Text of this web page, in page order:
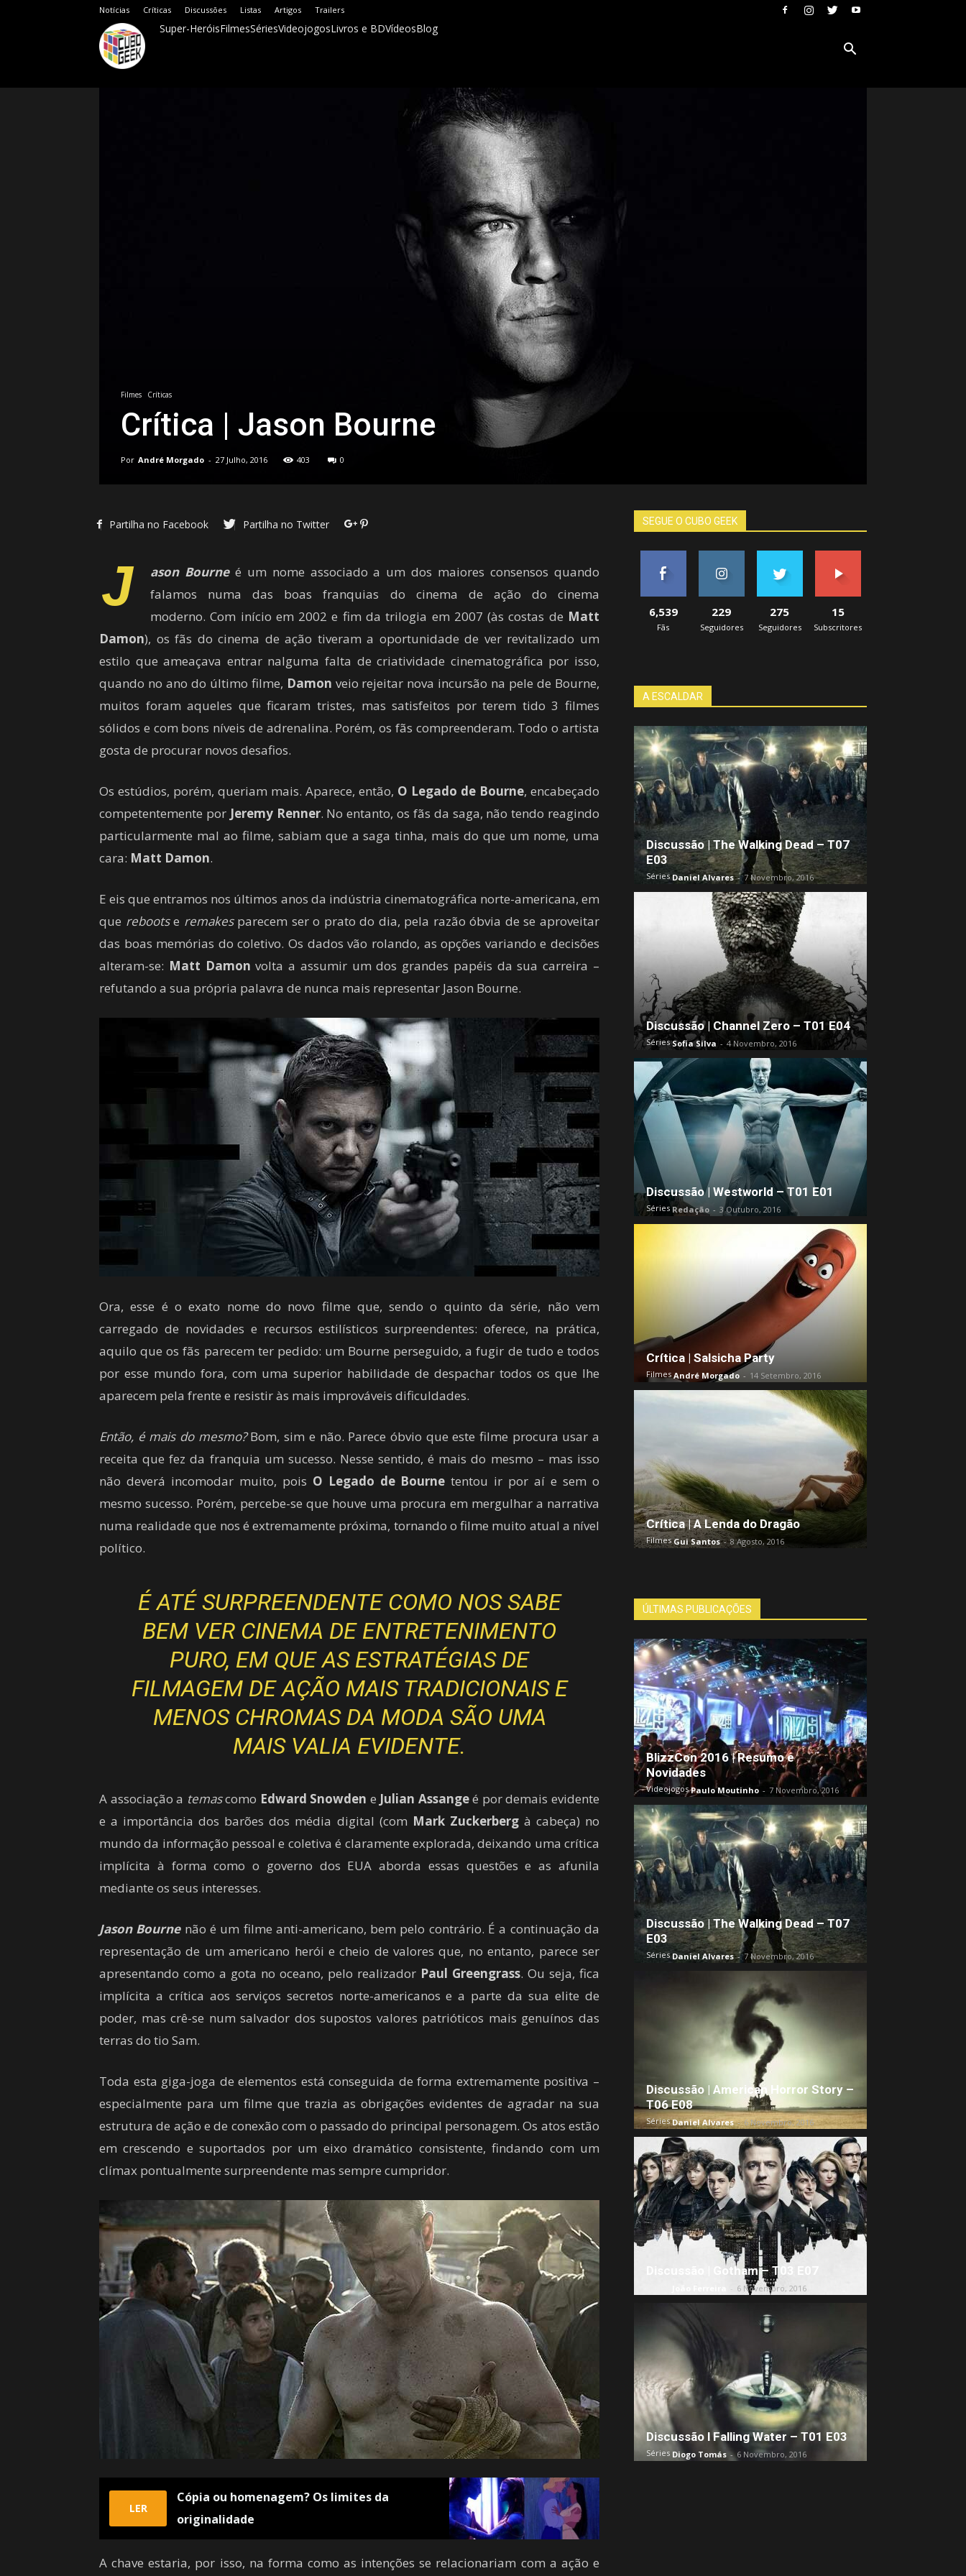
Notícias Críticas Discussões Listas Artigos Trailers
Super-HeróisFilmesSériesVideojogosLivros e BDVídeosBlog
Filmes Críticas
Crítica | Jason Bourne
Por André Morgado - 27 Julho, 2016 403 0
Partilha no Facebook Partilha no Twitter
J ason Bourneé um nome associado a um dos maiores consensos quando
falamos numa das boas franquias do cinema de ação do cinema
moderno. Com início em 2002 e fim da trilogia em 2007 (às costas de Matt
Damon), os fãs do cinema de ação tiveram a oportunidade de ver revitalizado um
estilo que ameaçava entrar nalguma falta de criatividade cinematográfica por isso,
quando no ano do último filme, Damon veio rejeitar nova incursão na pele de Bourne,
muitos foram aqueles que ficaram tristes, mas satisfeitos por terem tido 3 filmes
sólidos e com bons níveis de adrenalina. Porém, os fãs compreenderam. Todo o artista
gosta de procurar novos desafios.
Os estúdios, porém, queriam mais. Aparece, então, O Legado de Bourne, encabeçado
competentemente por Jeremy Renner. No entanto, os fãs da saga, não tendo reagindo
particularmente mal ao filme, sabiam que a saga tinha, mais do que um nome, uma
cara: Matt Damon.
E eis que entramos nos últimos anos da indústria cinematográfica norte-americana, em
que rebootse remakesparecem ser o prato do dia, pela razão óbvia de se aproveitar
das boas memórias do coletivo. Os dados vão rolando, as opções variando e decisões
alteram-se: Matt Damon volta a assumir um dos grandes papéis da sua carreira –
refutando a sua própria palavra de nunca mais representar Jason Bourne.
Ora, esse é o exato nome do novo filme que, sendo o quinto da série, não vem
carregado de novidades e recursos estilísticos surpreendentes: oferece, na prática,
aquilo que os fãs parecem ter pedido: um Bourne perseguido, a fugir de tudo e todos
por esse mundo fora, com uma superior habilidade de despachar todos os que lhe
aparecem pela frente e resistir às mais improváveis dificuldades.
Então, é mais do mesmo?Bom, sim e não. Parece óbvio que este filme procura usar a
receita que fez da franquia um sucesso. Nesse sentido, é mais do mesmo – mas isso
não deverá incomodar muito, pois O Legado de Bourne tentou ir por aí e sem o
mesmo sucesso. Porém, percebe-se que houve uma procura em mergulhar a narrativa
numa realidade que nos é extremamente próxima, tornando o filme muito atual a nível
político.
É ATÉ SURPREENDENTE COMO NOS SABE
BEM VER CINEMA DE ENTRETENIMENTO
PURO, EM QUE AS ESTRATÉGIAS DE
FILMAGEM DE AÇÃO MAIS TRADICIONAIS E
MENOS CHROMAS DA MODA SÃO UMA
MAIS VALIA EVIDENTE.
A associação a temascomo Edward Snowden e Julian Assangeé por demais evidente
e a importância dos barões dos média digital (com Mark Zuckerbergà cabeça) no
mundo da informação pessoal e coletiva é claramente explorada, deixando uma crítica
implícita à forma como o governo dos EUA aborda essas questões e as afunila
mediante os seus interesses.
Jason Bournenão é um filme anti-americano, bem pelo contrário. É a continuação da
representação de um americano herói e cheio de valores que, no entanto, parece ser
apresentando como a gota no oceano, pelo realizador Paul Greengrass. Ou seja, fica
implícita a crítica aos serviços secretos norte-americanos e a parte da sua elite de
poder, mas crê-se num salvador dos supostos valores patrióticos mais genuínos das
terras do tio Sam.
Toda esta giga-joga de elementos está conseguida de forma extremamente positiva –
especialmente para um filme que trazia as obrigações evidentes de agradar na sua
estrutura de ação e de conexão com o passado do principal personagem. Os atos estão
em crescendo e suportados por um eixo dramático consistente, findando com um
clímax pontualmente surpreendente mas sempre cumpridor.
LER
Cópia ou homenagem? Os limites da
originalidade
A chave estaria, por isso, na forma como as intenções se relacionariam com a ação e
SEGUE O CUBO GEEK
6,539
Fãs
229
Seguidores
275
Seguidores
15
Subscritores
A ESCALDAR
Discussão | The Walking Dead – T07
E03
SériesDaniel Alvares - 7 Novembro, 2016
Discussão | Channel Zero – T01 E04
SériesSofia Silva - 4 Novembro, 2016
Discussão | Westworld – T01 E01
SériesRedação - 3 Outubro, 2016
Crítica | Salsicha Party
Filmes André Morgado - 14 Setembro, 2016
Crítica | A Lenda do Dragão
FilmesGui Santos - 8 Agosto, 2016
ÚLTIMAS PUBLICAÇÕES
BlizzCon 2016 | Resumo e
Novidades
VideojogosPaulo Moutinho - 7 Novembro, 2016
Discussão | The Walking Dead – T07
E03
SériesDaniel Alvares - 7 Novembro, 2016
Discussão | American Horror Story –
T06 E08
SériesDaniel Alvares - 6 Novembro, 2016
Discussão | Gotham – T03 E07
6 Novembro, 2016
Discussão l Falling Water – T01 E03
Séries Diogo Tomás - 6 Novembro, 2016